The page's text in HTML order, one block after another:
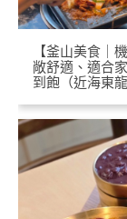
【釜山美食｜
敞舒適、適合
到飽（近海東